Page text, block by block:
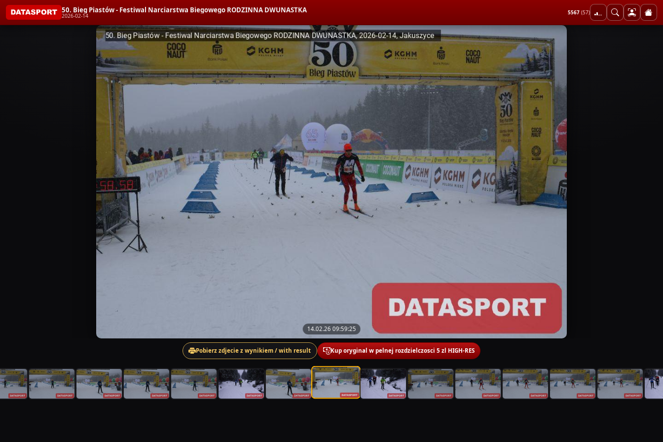
50. Bieg Piastów - Festiwal Narciarstwa Biegowego RODZINNA DWUNASTKA
2026-02-14 5567 (57)
14.02.26 09:59:25
Pobierz zdjecie z wynikiem / with result Kup oryginal w pelnej rozdzielczosci 5 zl HIGH-RES